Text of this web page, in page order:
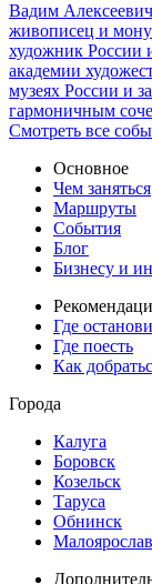
Вадим
живописец и
художник России
академии
музеях России и
гармоничным
Смотреть все
Основное
Чем заняться
Маршруты
События
Блог
Бизнесу и
Где
Где поесть
Как
Города
Калуга
Боровск
Козельск
Таруса
Обнинск